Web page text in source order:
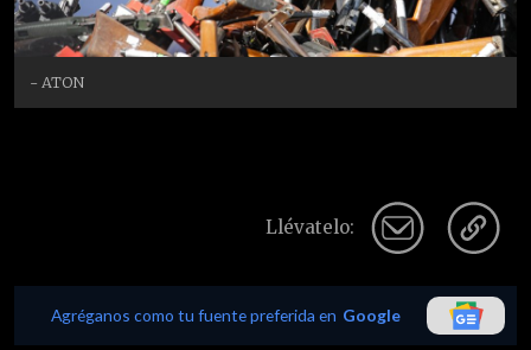
- ATON
Llévatelo:
Agréganos como tu fuente preferida en Google